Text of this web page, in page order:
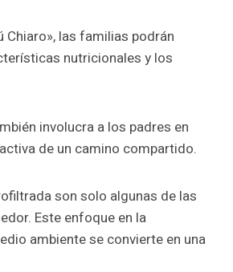
las familias podrán
nutricionales y los
involucra a los padres en
de un camino compartido.
son solo algunas de las
Este enfoque en la
ambiente se convierte en una